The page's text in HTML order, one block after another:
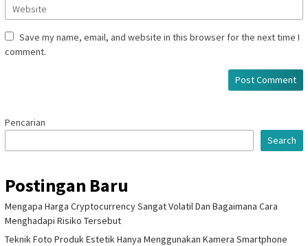
Save my name, email, and website in this browser for the next time I
comment.
Pencarian
Search
Postingan Baru
Mengapa Harga Cryptocurrency Sangat Volatil Dan Bagaimana Cara
Menghadapi Risiko Tersebut
Teknik Foto Produk Estetik Hanya Menggunakan Kamera Smartphone